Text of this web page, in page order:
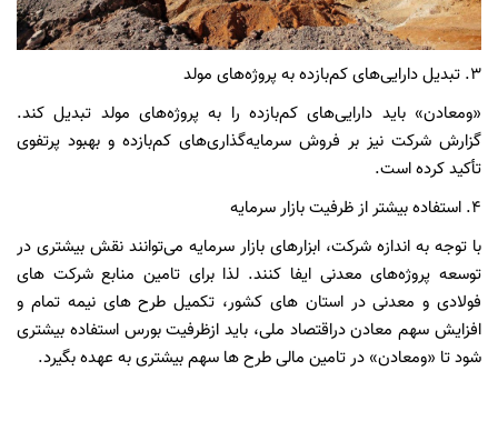
۳. تبدیل دارایی‌های کم‌بازده به پروژه‌های مولد
«ومعادن» باید دارایی‌های کم‌بازده را به پروژه‌های مولد تبدیل کند.
گزارش شرکت نیز بر فروش سرمایه‌گذاری‌های کم‌بازده و بهبود پرتفوی
تأکید کرده است.
۴. استفاده بیشتر از ظرفیت بازار سرمایه
با توجه به اندازه شرکت، ابزارهای بازار سرمایه می‌توانند نقش بیشتری در
توسعه پروژه‌های معدنی ایفا کنند. لذا برای تامین منابع شرکت های
فولادی و معدنی در استان های کشور، تکمیل طرح های نیمه تمام و
افزایش سهم معادن دراقتصاد ملی، باید ازظرفیت بورس استفاده بیشتری
شود تا «ومعادن» در تامین مالی طرح ها سهم بیشتری به عهده بگیرد.